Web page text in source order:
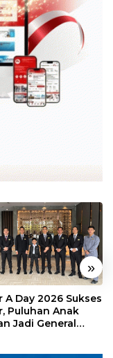
»
A Day 2026 Sukses
Puluhan Anak
Jadi General